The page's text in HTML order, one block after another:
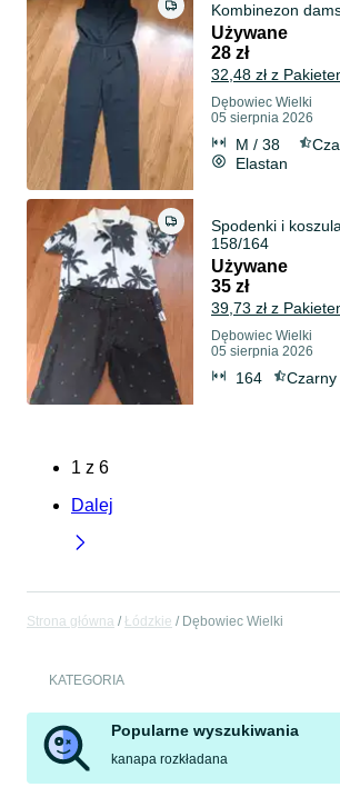
Kombinezon
Używane
28 zł
32,48 zł z
Dębowiec Wielki
05 sierpnia 2026
M / 38
Elastan
Spodenki i
158/164
Używane
35 zł
39,73 zł z
Dębowiec Wielki
05 sierpnia 2026
164 Czarny
1 z 6
Dalej
Strona główna Łódzkie Dębowiec Wielki
KATEGORIA
Popularne wyszukiwania
kanapa rozkładana